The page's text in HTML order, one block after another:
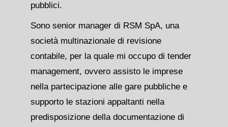
pubblici.
Sono senior manager di RSM SpA, una
società multinazionale di revisione
contabile, per la quale mi occupo di tender
management, ovvero assisto le imprese
nella partecipazione alle gare pubbliche e
supporto le stazioni appaltanti nella
predisposizione della documentazione di